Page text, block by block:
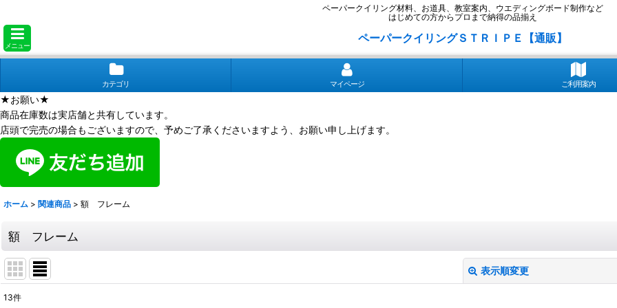
ペーパークイリング材料、お道具、教室案内、ウエディングボード制作など
はじめての方からプロまで納得の品揃え
メニュー
ペーパークイリングＳＴＲＩＰＥ【通販】
カテゴリ マイページ ご利用案内
★お願い★
商品在庫数は実店舗と共有しています。
店頭で完売の場合もございますので、予めご了承くださいますよう、お願い申し上げます。
ホーム > 関連商品 > 額 フレーム
額 フレーム
表示順変更
13件